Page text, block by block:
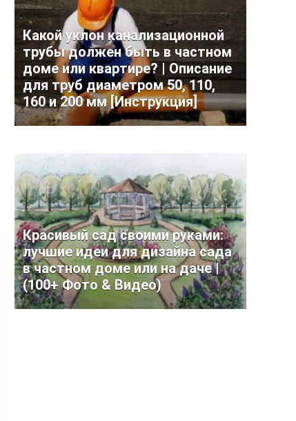
Какой уклон канализационной
трубы должен быть в частном
доме или квартире? | Описание
для труб диаметром 50, 110,
160 и 200 мм [Инструкция]
Красивый сад своими руками:
лучшие идеи для дизайна сада
в частном доме или на даче |
(100+ Фото & Видео)